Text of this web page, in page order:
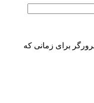
برای زمانی که